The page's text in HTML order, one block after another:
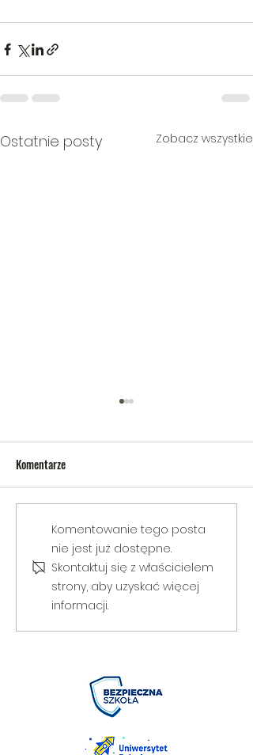
Ostatnie posty Zobacz wszystkie
V Gminny Turniej Szachowy o
Puchar Burmistrza Bełżyc
Komentarze
Komentowanie tego posta
nie jest już dostępne.
Skontaktuj się z właścicielem
strony, aby uzyskać więcej
informacji.